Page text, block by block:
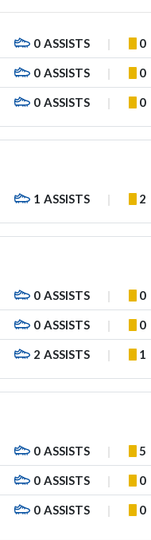
0 ASSISTS 0
0 ASSISTS 0
0 ASSISTS 0
1 ASSISTS 2
0 ASSISTS 0
0 ASSISTS 0
2 ASSISTS 1
0 ASSISTS 5
0 ASSISTS 0
0 ASSISTS 0